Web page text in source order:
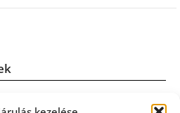
éri meg a biztosítást igénybe